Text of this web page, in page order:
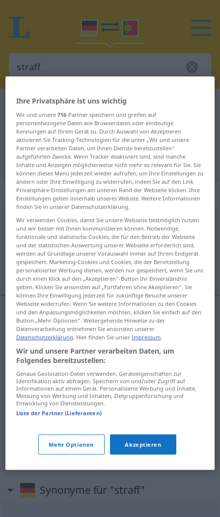
Deutsch-Portugiesisch Wörterbuch
Deutsch-Portugiesisch
Übersetzung für "straff"
"straff" Portugiesisch Übersetzung
„straff“
straff [ʃtraf]
Übersicht aller Übersetzungen
(Für mehr Details die Übersetzung anklicken/antippen)
teso, rígido, esticado, rijo, enérgico, rigoroso
teso straff
rígido straff
esticado straff Seil, Saiten
rijo straffPerson
enérgico straff FIG
straffRegelung
Synonyme für "straff"
Ihre Privatsphäre ist uns wichtig
Wir und unsere716-Partner speichern und greifen auf
personenbezogene Daten wie Browserdaten oder eindeutige
Kennungen auf Ihrem Gerät zu. Durch Auswahl von Akzeptieren
aktivieren Sie Tracking-Technologien für die unter „Wir und unsere
Partner verarbeiten Daten, um Ihnen Dienste bereitzustellen“
aufgeführten Zwecke. Wenn Tracker deaktiviert sind, sind manche
Inhalte und Anzeigen möglicherweise nicht mehr so relevant für Sie. Sie
können dieses Menü jederzeit wieder aufrufen, um Ihre Einstellungen zu
ändern oder Ihre Einwilligung zu widerrufen, indem Sie auf den Link
Privatsphäre-Einstellungen am unteren Rand der Webseite klicken. Ihre
Einstellungen gelten innerhalb unseres Website. Weitere Informationen
finden Sie in unserer Datenschutzerklärung.
Wir verwenden Cookies, damit Sie unsere Webseite bestmöglich nutzen
und wir besser mit Ihnen kommunizieren können. Notwendige,
funktionale und statistische Cookies, die für den Betrieb der Webseite
und der statistischen Auswertung unserer Webseite erforderlich sind,
werden auf Grundlage unserer Vorauswahl immer auf Ihrem Endgerät
gespeichert. Marketing-Cookies und Cookies, die der Bereitstellung
personalisierter Werbung dienen, werden nur gespeichert, wenn Sie uns
durch einen Klick auf den „Akzeptieren“-Button Ihr Einverständnis
geben. Klicken Sie ansonsten auf „Fortfahren ohne Akzeptieren“. Sie
können Ihre Einwilligung jederzeit für zukünftige Besuche unserer
Webseite widerrufen. Wenn Sie weitere Informationen zu den Cookies
und den Anpassungsmöglichkeiten möchten, klicken Sie einfach auf den
Button „Mehr Optionen“. Weitergehende Hinweise zu der
Datenverarbeitung entnehmen Sie ansonsten unserer
Datenschutzerklärung. Hier finden Sie unserImpressum.
Wir und unsere Partner verarbeiten Daten, um
Folgendes bereitzustellen:
Genaue Geolocation-Daten verwenden. Geräteeigenschaften zur
Identifikation aktiv abfragen. Speichern von und/oder Zugriff auf
Informationen auf einem Gerät. Personalisierte Werbung und Inhalte,
Messung von Werbung und Inhalten, Zielgruppenforschung und
Entwicklung von Dienstleistungen.
Liste der Partner (Lieferanten)
Mehr Optionen Akzeptieren